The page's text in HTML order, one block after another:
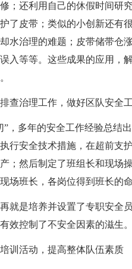
；还利用自己的休假时间研
了皮带；类似的小创新还有
水治理的难题；皮带储带仓
入等等。这些成果的应用，
查治理工作，做好区队安全
”，多年的安全工作经验总结
行安全技术措施，在超前支
；然后制定了班组长和现场
场班长，各岗位得到班长的
就是培养并设置了专职安全
效控制了不安全因素的滋生。
训活动，提高整体队伍素质